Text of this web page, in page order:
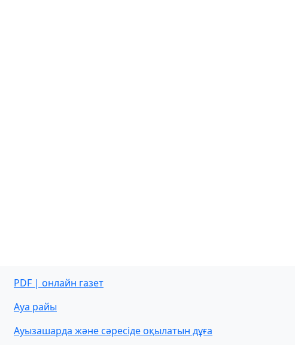
PDF | онлайн газет
Ауа райы
Ауызашарда және сәресіде оқылатын дұға